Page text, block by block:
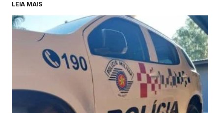
LEIA MAIS